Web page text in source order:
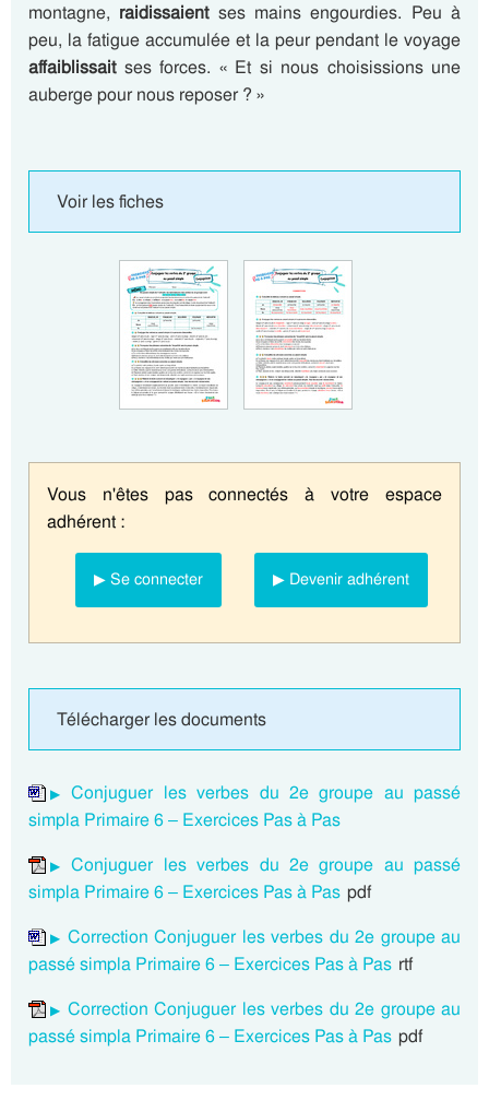
montagne, raidissaientses mains engourdies. Peu à
peu, la fatigue accumulée et la peur pendant le voyage
affaiblissaitses forces. « Et si nous choisissions une
auberge pour nous reposer ? »
Voir les fiches
Vous n'êtes pas connectés à votre espace
adhérent :
▶ Se connecter ▶ Devenir adhérent
Télécharger les documents
Conjuguer les verbes du 2e groupe au passé
simpla Primaire 6 – Exercices Pas à Pas
Conjuguer les verbes du 2e groupe au passé
simpla Primaire 6 – Exercices Pas à Pas pdf
Correction Conjuguer les verbes du 2e groupe au
passé simpla Primaire 6 – Exercices Pas à Pas rtf
Correction Conjuguer les verbes du 2e groupe au
passé simpla Primaire 6 – Exercices Pas à Pas pdf